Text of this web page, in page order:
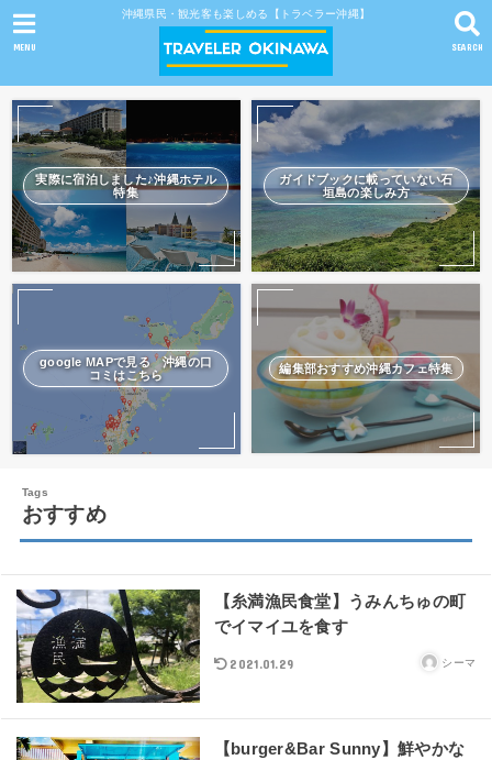
沖縄県民・観光客も楽しめる【トラベラー沖縄】
SEARCH
MENU
実際に宿泊しました♪沖縄ホテル
特集
ガイドブックに載っていない石
垣島の楽しみ方
google MAPで見る 沖縄の口
コミはこちら
編集部おすすめ沖縄カフェ特集
おすすめ
【糸満漁民食堂】うみんちゅの町
でイマイユを食す
2021.01.29 シーマ
【burger&Bar Sunny】鮮やかな